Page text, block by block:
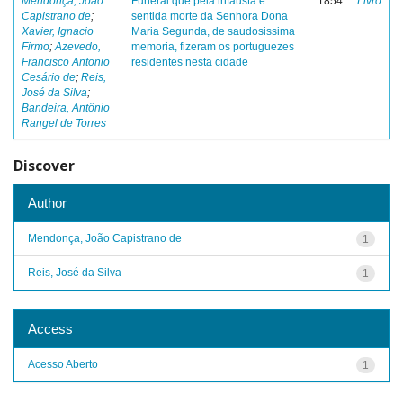
Capistrano de;
Xavier, Ignacio
Firmo;Azevedo,
Francisco Antonio
Cesário de; Reis,
José da Silva;
Bandeira, Antônio
Rangel de Torres
sentida morte da Senhora Dona
Maria Segunda, de saudosissima
memoria, fizeram os portuguezes
residentes nesta cidade
Discover
Author
1
Mendonça, João Capistrano de
1
Reis, José da Silva
Access
1
Acesso Aberto